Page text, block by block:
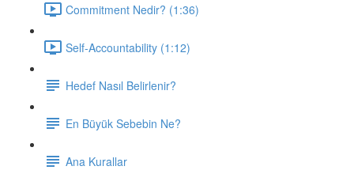
Commitment Nedir? (1:36)
Self-Accountability (1:12)
Hedef Nasıl Belirlenir?
En Büyük Sebebin Ne?
Ana Kurallar